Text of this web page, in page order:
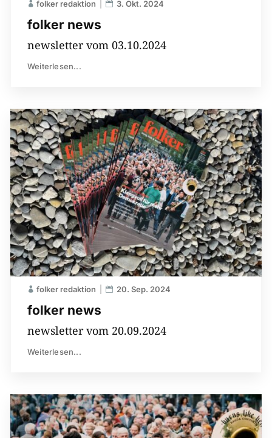
folker news
folker redaktion 3. Okt. 2024
newsletter vom 03.10.2024
Weiterlesen...
folker news
folker redaktion 20. Sep. 2024
newsletter vom 20.09.2024
Weiterlesen...